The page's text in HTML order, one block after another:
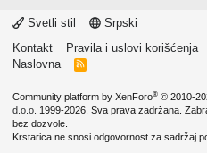
Svetli stil
Srpski
Kontakt
Pravila i uslovi korišćenja
Naslovna
R
Community platform by XenForo® © 2010-
d.o.o. 1999-2026. Sva prava zadržana.
bez dozvole.
Krstarica ne snosi odgovornost za sadržaj